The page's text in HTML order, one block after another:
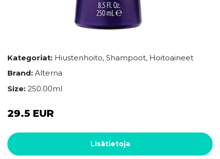
Kategoriat: Hiustenhoito, Shampoot, Hoitoaineet
Brand: Alterna
Size: 250.00ml
29.5 EUR
Lisätietoja